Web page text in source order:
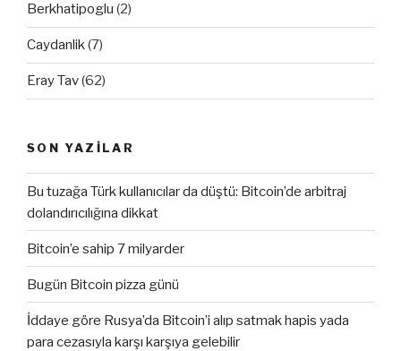
Berkhatipoglu (2)
Caydanlik(7)
Eray Tav(62)
SON YAZILAR
Bu tuzağa Türk kullanıcılar da düştü: Bitcoin’de arbitraj
dolandırıcılığına dikkat
Bitcoin’e sahip 7 milyarder
Bugün Bitcoin pizza günü
İddaye göre Rusya’da Bitcoin’i alıp satmak hapis yada
para cezasıyla karşı karşıya gelebilir